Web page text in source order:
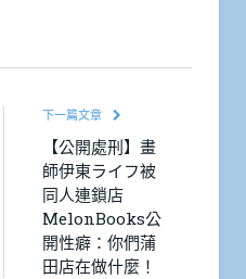
下一篇文章
【公開處刑】畫
師伊東ライフ被
同人連鎖店
MelonBooks公
開性癖：你們蒲
田店在做什麼！